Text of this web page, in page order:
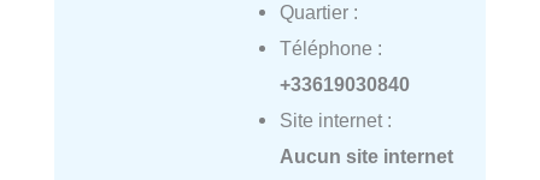
Quartier :
Téléphone :
+33619030840
Site internet :
Aucun site internet